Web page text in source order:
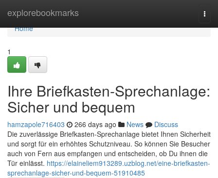
explorebookmarks
Home
Home
1
Ihre Briefkasten-Sprechanlage:
Sicher und bequem
hamzapole716403 266 days ago News
Discuss
Die zuverlässige Briefkasten-Sprechanlage bietet Ihnen Sicherheit
und sorgt für ein erhöhtes Schutzniveau. So können Sie Besucher
auch von Fern aus empfangen und entscheiden, ob Du ihnen die
Tür einlässt. https://elaineliem913289.uzblog.net/eine-briefkasten-
sprechanlage-sicher-und-bequem-51910485